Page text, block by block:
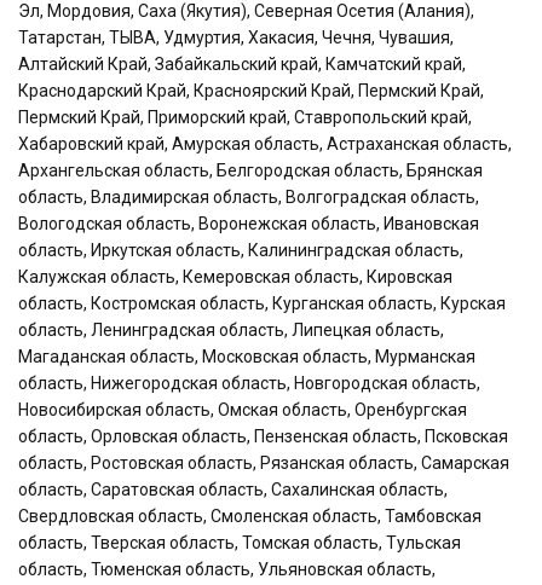
Эл, Мордовия, Саха (Якутия), Северная Осетия (Алания),
Татарстан, ТЫВА, Удмуртия, Хакасия, Чечня, Чувашия,
Алтайский Край, Забайкальский край, Камчатский край,
Краснодарский Край, Красноярский Край, Пермский Край,
Пермский Край, Приморский край, Ставропольский край,
Хабаровский край, Амурская область, Астраханская область,
Архангельская область, Белгородская область, Брянская
область, Владимирская область, Волгоградская область,
Вологодская область, Воронежская область, Ивановская
область, Иркутская область, Калининградская область,
Калужская область, Кемеровская область, Кировская
область, Костромская область, Курганская область, Курская
область, Ленинградская область, Липецкая область,
Магаданская область, Московская область, Мурманская
область, Нижегородская область, Новгородская область,
Новосибирская область, Омская область, Оренбургская
область, Орловская область, Пензенская область, Псковская
область, Ростовская область, Рязанская область, Самарская
область, Саратовская область, Сахалинская область,
Свердловская область, Смоленская область, Тамбовская
область, Тверская область, Томская область, Тульская
область, Тюменская область, Ульяновская область,